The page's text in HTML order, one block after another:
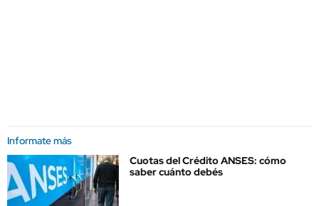
Informate más
Cuotas del Crédito ANSES: cómo
saber cuánto debés